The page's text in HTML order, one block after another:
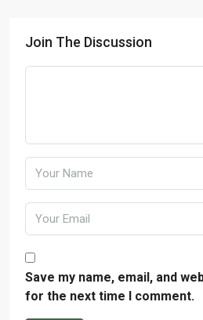
Join The Discussion
Save my name, email, and
for the next time I comment.